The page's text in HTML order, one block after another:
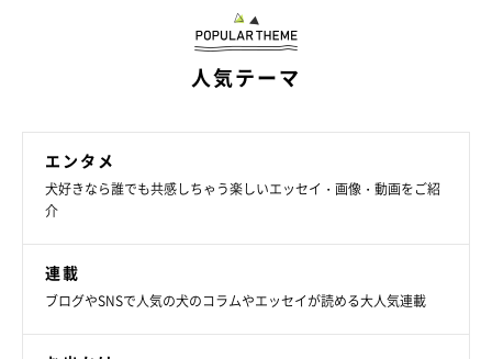
人気テーマ
エンタメ
犬好きなら誰でも共感しちゃう楽しいエッセイ・画像・動画をご紹
介
連載
ブログやSNSで人気の犬のコラムやエッセイが読める大人気連載